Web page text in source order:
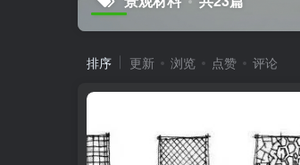
排序 更新 浏览 点赞 评论